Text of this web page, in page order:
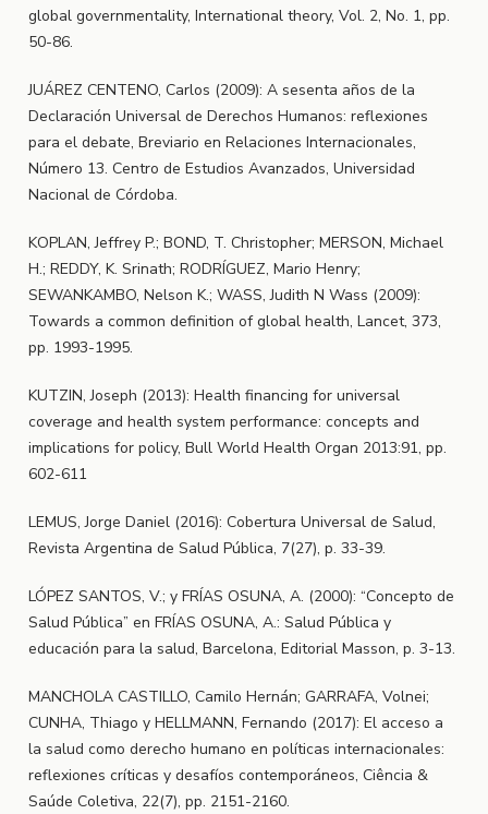
global governmentality, International theory, Vol. 2, No. 1, pp.
50-86.
JUÁREZ CENTENO, Carlos (2009): A sesenta años de la
Declaración Universal de Derechos Humanos: reflexiones
para el debate, Breviario en Relaciones Internacionales,
Número 13. Centro de Estudios Avanzados, Universidad
Nacional de Córdoba.
KOPLAN, Jeffrey P.; BOND, T. Christopher; MERSON, Michael
H.; REDDY, K. Srinath; RODRÍGUEZ, Mario Henry;
SEWANKAMBO, Nelson K.; WASS, Judith N Wass (2009):
Towards a common definition of global health, Lancet, 373,
pp. 1993-1995.
KUTZIN, Joseph (2013): Health financing for universal
coverage and health system performance: concepts and
implications for policy, Bull World Health Organ 2013:91, pp.
602-611
LEMUS, Jorge Daniel (2016): Cobertura Universal de Salud,
Revista Argentina de Salud Pública, 7(27), p. 33-39.
LÓPEZ SANTOS, V.; y FRÍAS OSUNA, A. (2000): “Concepto de
Salud Pública” en FRÍAS OSUNA, A.: Salud Pública y
educación para la salud, Barcelona, Editorial Masson, p. 3-13.
MANCHOLA CASTILLO, Camilo Hernán; GARRAFA, Volnei;
CUNHA, Thiago y HELLMANN, Fernando (2017): El acceso a
la salud como derecho humano en políticas internacionales:
reflexiones críticas y desafíos contemporáneos, Ciência &
Saúde Coletiva, 22(7), pp. 2151-2160.